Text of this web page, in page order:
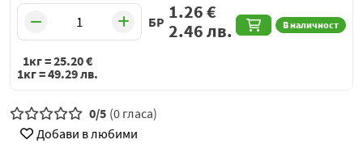
БР В наличност
1.26€
2.46лв.
1кг =25.20€
1кг =49.29лв.
0/5 (0 гласа)
Добави в любими